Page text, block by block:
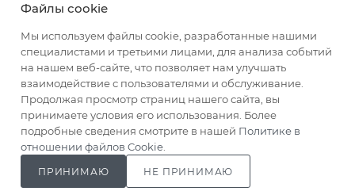
женщин
Файлы cookie
Мы используем файлы cookie, разработанные нашими
специалистами и третьими лицами, для анализа событий
на нашем веб-сайте, что позволяет нам улучшать
взаимодействие с пользователями и обслуживание.
Продолжая просмотр страниц нашего сайта, вы
принимаете условия его использования. Более
подробные сведения смотрите в нашей Политике в
отношении файлов Cookie
ПРИНИМАЮ НЕ ПРИНИМАЮ